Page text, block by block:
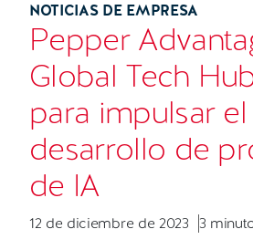
NOTICIAS DE EMPRESA
Pepper
Global Tech
para impulsar el
desarrollo de
de IA
12 de diciembre de 2023 3